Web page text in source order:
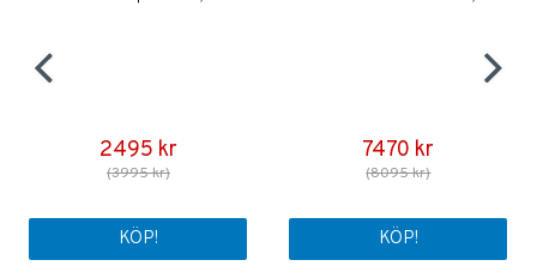
2495 kr
(3995 kr)
KÖP!
7470 kr
(8095 kr)
KÖP!